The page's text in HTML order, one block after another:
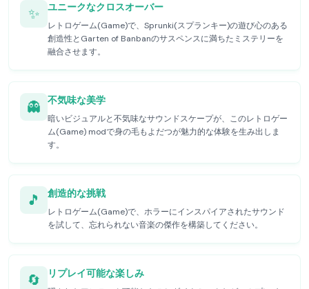
✨ ユニークなクロスオーバー
レトロゲーム(Game)で、Sprunki(スプランキー)の遊び心のある
創造性とGarten of Banbanのサスペンスに満ちたミステリーを
融合させます。
👻 不気味な美学
暗いビジュアルと不気味なサウンドスケープが、このレトロゲー
ム(Game) modで身の毛もよだつが魅力的な体験を生み出しま
す。
🎵 創造的な挑戦
レトロゲーム(Game)で、ホラーにインスパイアされたサウンド
を試して、忘れられない音楽の傑作を構築してください。
🔄 リプレイ可能な楽しみ